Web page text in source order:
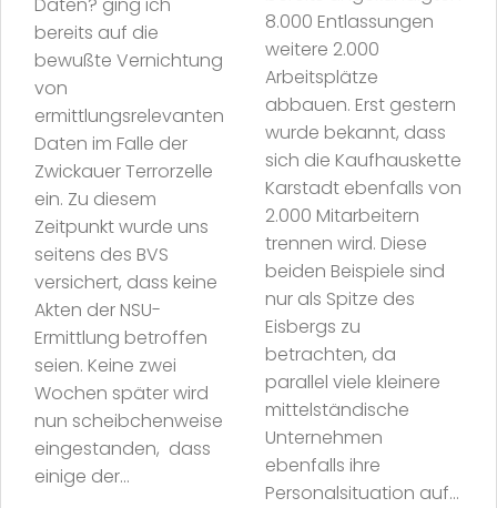
bereits auf die
bewußte Vernichtung
von
ermittlungsrelevanten
Daten im Falle der
Zwickauer Terrorzelle
ein. Zu diesem
Zeitpunkt wurde uns
seitens des BVS
versichert, dass keine
Akten der NSU-
Ermittlung betroffen
seien. Keine zwei
Wochen später wird
nun scheibchenweise
eingestanden, dass
einige der...
8.000 Entlassungen
weitere 2.000
Arbeitsplätze
abbauen. Erst gestern
wurde bekannt, dass
sich die Kaufhauskette
Karstadt ebenfalls von
2.000 Mitarbeitern
trennen wird. Diese
beiden Beispiele sind
nur als Spitze des
Eisbergs zu
betrachten, da
parallel viele kleinere
mittelständische
Unternehmen
ebenfalls ihre
Personalsituation auf...